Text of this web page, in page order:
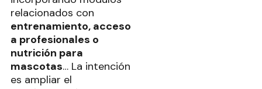
relacionados con
entrenamiento, acceso
a profesionales o
nutrición para
mascotas… La intención
es ampliar el